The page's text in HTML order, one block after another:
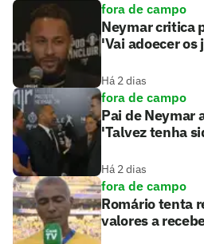
fora de campo
Neymar critica
'Vai adoecer os
Há 2 dias
fora de campo
Pai de Neymar
'Talvez tenha
Há 2 dias
fora de campo
Romário tenta
valores a